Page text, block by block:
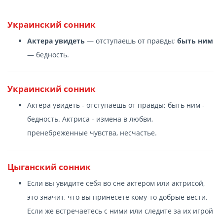
Украинский сонник
Актера увидеть — отступаешь от правды; быть ним
— бедность.
Украинский сонник
Актера увидеть - отступаешь от правды; быть ним -
бедность. Актриса - измена в любви,
пренебреженные чувства, несчастье.
Цыганский сонник
Если вы увидите себя во сне актером или актрисой,
это значит, что вы принесете кому-то добрые вести.
Если же встречаетесь с ними или следите за их игрой